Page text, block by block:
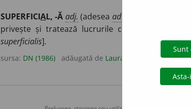
SUPERFICIAL, -Ă adj. (adesea adv. ) Care există
privește și tratează lucrurile cu ușurință,
superficialis].
sursa: DN (1986) adăugată de LauraGellner acțiuni